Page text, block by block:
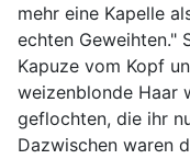
mehr eine Kapelle
echten Geweihten."
Kapuze vom Kopf
weizenblonde Haar
geflochten, die ihr
Dazwischen waren